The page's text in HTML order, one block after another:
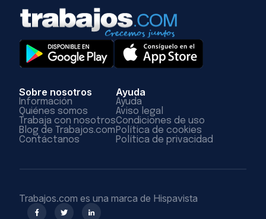
Sobre nosotros
Información
Quiénes somos
Trabaja con nosotros
Blog de Trabajos.com
Contáctanos
Ayuda
Ayuda
Aviso legal
Condiciones de uso
Política de cookies
Política de privacidad
Trabajos.com es una marca de Hispavista